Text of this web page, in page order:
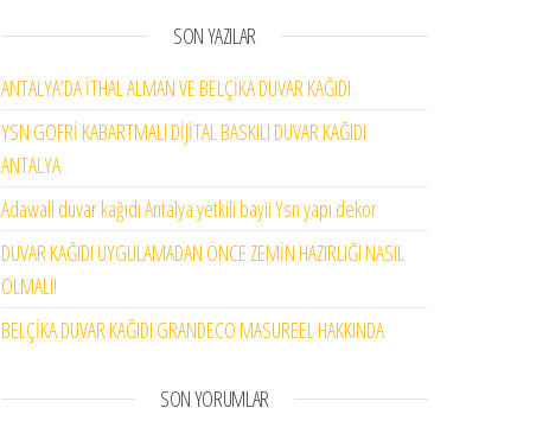
SON YAZILAR
ANTALYA’DA İTHAL ALMAN VE BELÇİKA DUVAR KAĞIDI .
YSN GOFRİ KABARTMALI DİJİTAL BASKILI DUVAR KAĞIDI
ANTALYA
Adawall duvar kağıdı Antalya yetkili bayii Ysn yapı dekor
DUVAR KAĞIDI UYGULAMADAN ÖNCE ZEMİN HAZIRLIĞI NASIL
OLMALI!
BELÇİKA DUVAR KAĞIDI GRANDECO MASUREEL HAKKINDA
SON YORUMLAR